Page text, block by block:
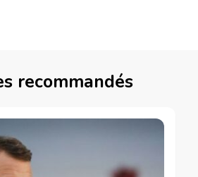
recommandés